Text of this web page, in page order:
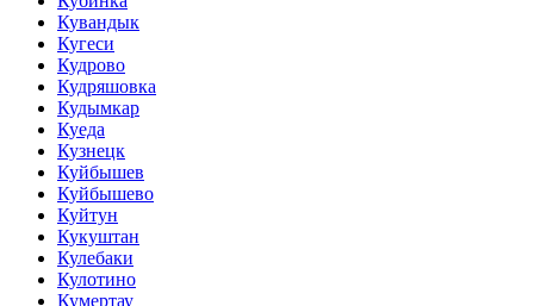
Кувандык
Кугеси
Кудрово
Кудряшовка
Кудымкар
Куеда
Кузнецк
Куйбышев
Куйбышево
Куйтун
Кукуштан
Кулебаки
Кулотино
Кумертау